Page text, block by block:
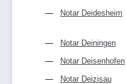
Notar Deidesheim
Notar Deiningen
Notar Deisenhofen
Notar Deizisau